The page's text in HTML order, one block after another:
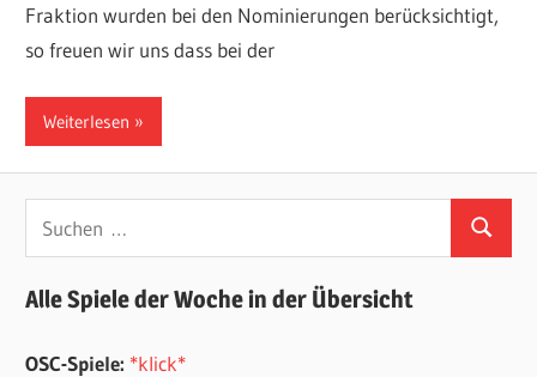
Fraktion wurden bei den Nominierungen berücksichtigt,
so freuen wir uns dass bei der
Weiterlesen
Suchen
Alle Spiele der Woche in der Übersicht
OSC-Spiele: *klick*